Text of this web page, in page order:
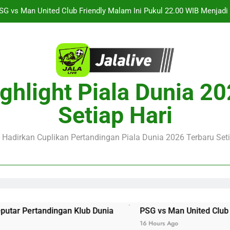
Saksikan Streaming Singapura vs Indonesia Piala ASEAN
Jalalive Aston Villa vs Bayern Club Friendly Malam Ini Pukul 19.00
Barcelona vs Nottingham Forest Club Friendly Dini Hari Ini
vs Man United Club Friendly Malam Ini Pukul 22.00 WIB Menjadi
Saksikan Streaming Singapura vs Indonesia Piala ASEAN
Aston Villa vs Bayern Club Friendly Malam Ini Pukul 19.00
Piala Dunia
Setiap Hari
Cuplikan Pertandingan Piala Dunia 2026 Terbaru
Klub Dunia PSG vs Man United Club
16 Hours Ago